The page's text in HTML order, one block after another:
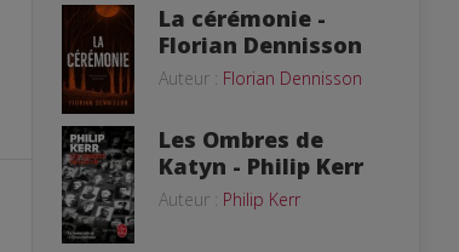
La cérémonie -
Florian Dennisson
Auteur : Florian Dennisson
Les Ombres de
Katyn - Philip Kerr
Auteur : Philip Kerr